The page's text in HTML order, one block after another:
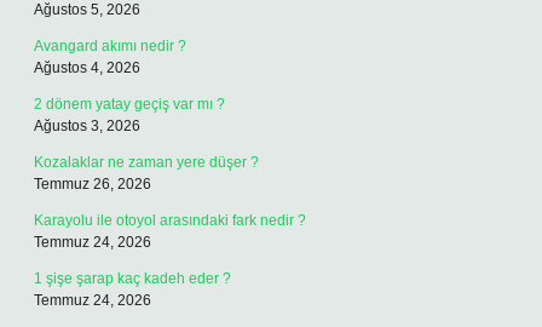
Ağustos 5, 2026
Avangard akımı nedir ?
Ağustos 4, 2026
2 dönem yatay geçiş var mı ?
Ağustos 3, 2026
Kozalaklar ne zaman yere düşer ?
Temmuz 26, 2026
Karayolu ile otoyol arasındaki fark nedir ?
Temmuz 24, 2026
1 şişe şarap kaç kadeh eder ?
Temmuz 24, 2026